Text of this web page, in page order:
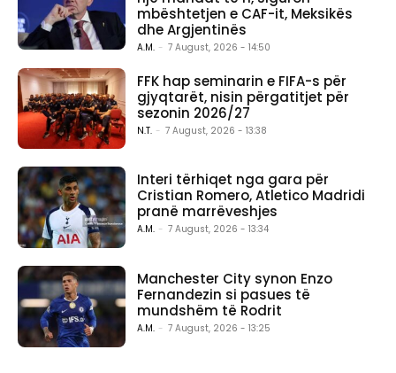
mbështetjen e CAF-it, Meksikës
dhe Argjentinës
A.M. - 7 August, 2026 - 14:50
FFK hap seminarin e FIFA-s për
gjyqtarët, nisin përgatitjet për
sezonin 2026/27
N.T. - 7 August, 2026 - 13:38
Interi tërhiqet nga gara për
Cristian Romero, Atletico Madridi
pranë marrëveshjes
A.M. - 7 August, 2026 - 13:34
Manchester City synon Enzo
Fernandezin si pasues të
mundshëm të Rodrit
A.M. - 7 August, 2026 - 13:25